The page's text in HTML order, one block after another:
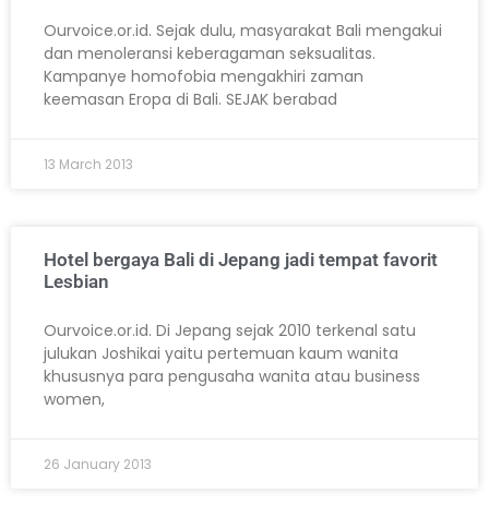
Ourvoice.or.id. Sejak dulu, masyarakat Bali mengakui
dan menoleransi keberagaman seksualitas.
Kampanye homofobia mengakhiri zaman
keemasan Eropa di Bali. SEJAK berabad
13 March 2013
Hotel bergaya Bali di Jepang jadi tempat favorit
Lesbian
Ourvoice.or.id. Di Jepang sejak 2010 terkenal satu
julukan Joshikai yaitu pertemuan kaum wanita
khususnya para pengusaha wanita atau business
women,
26 January 2013